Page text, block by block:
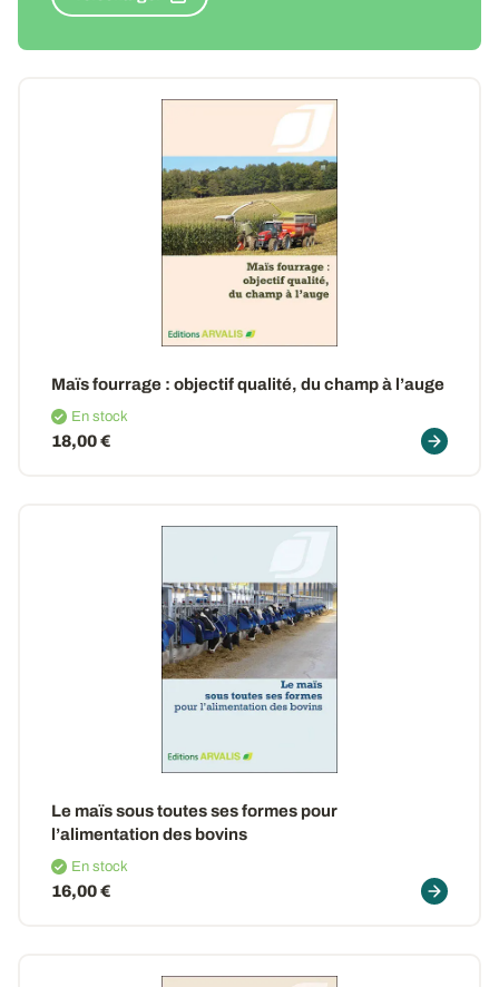
Maïs fourrage : objectif qualité, du champ à l’auge
En stock
18,00 €
Le maïs sous toutes ses formes pour
l’alimentation des bovins
En stock
16,00 €